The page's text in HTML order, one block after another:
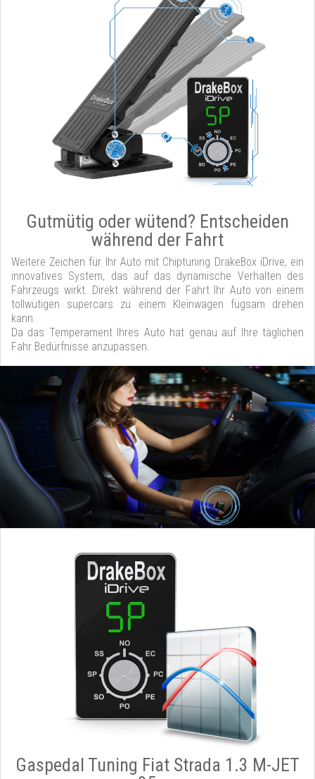
Gutmütig oder wütend? Entscheiden
während der Fahrt
Weitere Zeichen für Ihr Auto mit Chiptuning DrakeBox iDrive, ein
innovatives System, das auf das dynamische Verhalten des
Fahrzeugs wirkt. Direkt während der Fahrt Ihr Auto von einem
tollwütigen supercars zu einem Kleinwagen fügsam drehen
kann.
Da das Temperament Ihres Auto hat genau auf Ihre täglichen
Fahr Bedürfnisse anzupassen.
Gaspedal Tuning Fiat Strada 1.3 M-JET